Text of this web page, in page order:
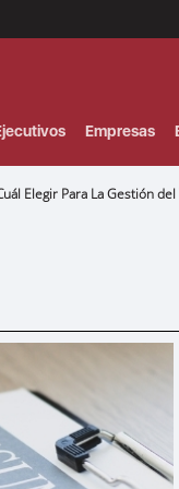
Empresas
Elegir Para La Gestión